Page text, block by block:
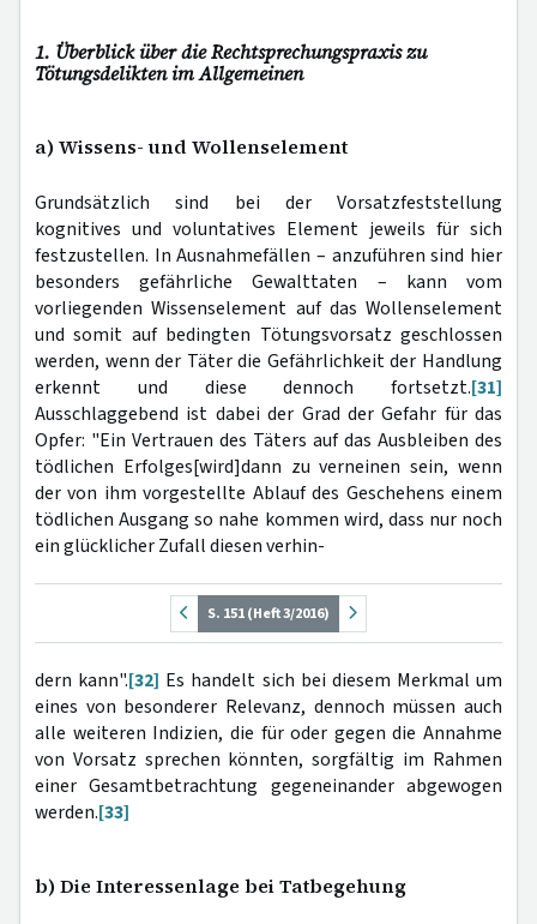
1. Überblick über die Rechtsprechungspraxis zu
Tötungsdelikten im Allgemeinen
a) Wissens- und Wollenselement
Grundsätzlich sind bei der Vorsatzfeststellung
kognitives und voluntatives Element jeweils für sich
festzustellen. In Ausnahmefällen – anzuführen sind hier
besonders gefährliche Gewalttaten – kann vom
vorliegenden Wissenselement auf das Wollenselement
und somit auf bedingten Tötungsvorsatz geschlossen
werden, wenn der Täter die Gefährlichkeit der Handlung
erkennt und diese dennoch fortsetzt.[31]
Ausschlaggebend ist dabei der Grad der Gefahr für das
Opfer: "Ein Vertrauen des Täters auf das Ausbleiben des
tödlichen Erfolges[wird]dann zu verneinen sein, wenn
der von ihm vorgestellte Ablauf des Geschehens einem
tödlichen Ausgang so nahe kommen wird, dass nur noch
ein glücklicher Zufall diesen verhin-
S. 151 (Heft 3/2016)
dern kann".[32] Es handelt sich bei diesem Merkmal um
eines von besonderer Relevanz, dennoch müssen auch
alle weiteren Indizien, die für oder gegen die Annahme
von Vorsatz sprechen könnten, sorgfältig im Rahmen
einer Gesamtbetrachtung gegeneinander abgewogen
werden.[33]
b) Die Interessenlage bei Tatbegehung